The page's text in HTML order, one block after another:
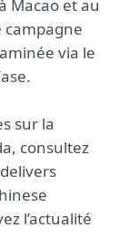
Macao et au
campagne
via le
sur la
consultez
l’actualité